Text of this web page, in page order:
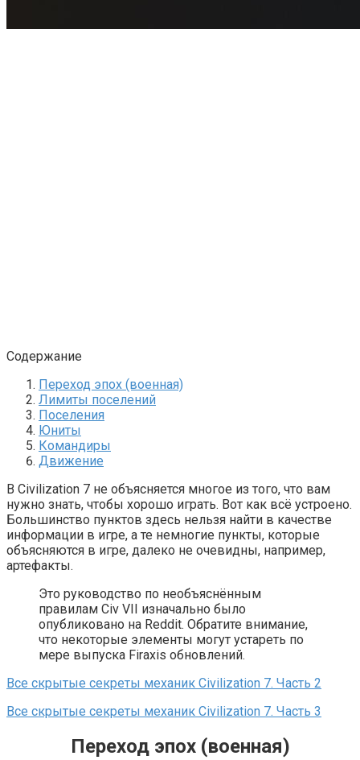
Содержание
Переход эпох (военная)
Лимиты поселений
Поселения
Юниты
Командиры
Движение
В Civilization 7 не объясняется многое из того, что вам
нужно знать, чтобы хорошо играть. Вот как всё устроено.
Большинство пунктов здесь нельзя найти в качестве
информации в игре, а те немногие пункты, которые
объясняются в игре, далеко не очевидны, например,
артефакты.
Это руководство по необъяснённым
правилам Civ VII изначально было
опубликовано на Reddit. Обратите внимание,
что некоторые элементы могут устареть по
мере выпуска Firaxis обновлений.
Все скрытые секреты механик Civilization 7. Часть 2
Все скрытые секреты механик Civilization 7. Часть 3
Переход эпох (военная)